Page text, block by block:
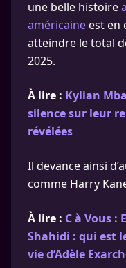
une belle histoire
américaine est en
atteindre le total
2025.
À lire : Kylian
silence sur leur
révélées
Il devance ainsi
comme Harry
À lire : C à Vous :
Shahidi : qui est
vie d’Adèle